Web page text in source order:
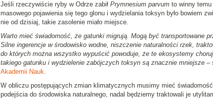
Jeśli rzeczywiście ryby w Odrze zabił Prymnesium parvumto winny temu
masowego pojawienia się tego glonu i wydzielania toksyn było bowiem
nie od dzisiaj, takie zasolenie miało miejsce.
Warto mieć świadomość, że gatunki migrują. Mogą być transportowane
Silne ingerencje w środowisko wodne, niszczenie naturalności rzek,
do których można wszystko wypuścić powoduje, że te ekosystemy
takiego gatunku i wydzielenie zabójczych toksyn są znacznie mniejsze–
Akademii Nauk.
W obliczu postępujących zmian klimatycznych musimy mieć
podejścia do środowiska naturalnego, nadal będziemy traktowali je